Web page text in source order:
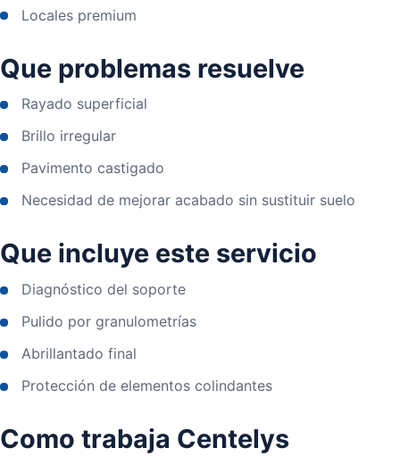
Locales premium
Que problemas resuelve
Rayado superficial
Brillo irregular
Pavimento castigado
Necesidad de mejorar acabado sin sustituir suelo
Que incluye este servicio
Diagnóstico del soporte
Pulido por granulometrías
Abrillantado final
Protección de elementos colindantes
Como trabaja Centelys